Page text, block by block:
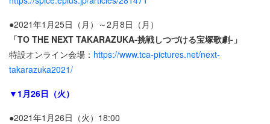
●2021年1月25日（月）～2月8日（月）
「TO THE NEXT TAKARAZUKA-挑戦しつづける宝塚歌劇-」
特設オンライン会場： https://www.tca-pictures.net/next-
takarazuka2021/
▼1月26日（火）
●2021年1月26日（火）18:00